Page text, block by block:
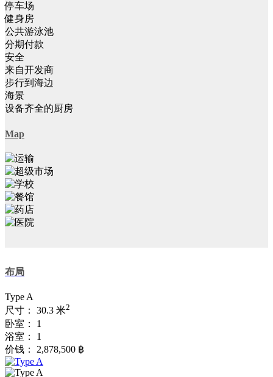
停车场
健身房
公共游泳池
分期付款
安全
来自开发商
步行到海边
海景
设备齐全的厨房
Map
布局
Type A
尺寸：
30.3 米2
卧室：
1
浴室：
1
价钱：
2,878,500 ฿